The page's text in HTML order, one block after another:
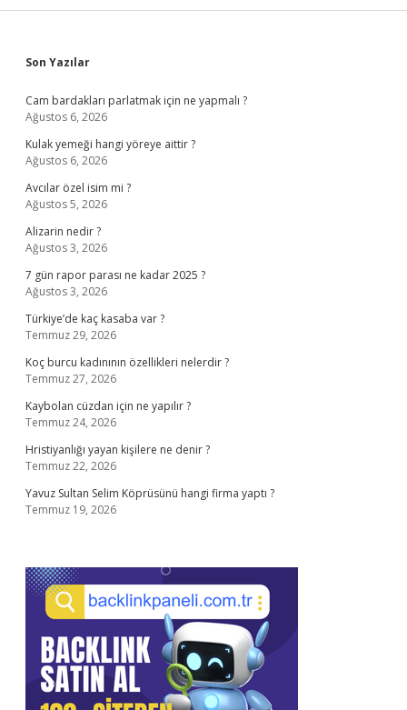
Sidebar
Son Yazılar
Cam bardakları parlatmak için ne yapmalı ?
Ağustos 6, 2026
Kulak yemeği hangi yöreye aittir ?
Ağustos 6, 2026
Avcılar özel isim mi ?
Ağustos 5, 2026
Alizarin nedir ?
Ağustos 3, 2026
7 gün rapor parası ne kadar 2025 ?
Ağustos 3, 2026
Türkiye’de kaç kasaba var ?
Temmuz 29, 2026
Koç burcu kadınının özellikleri nelerdir ?
Temmuz 27, 2026
Kaybolan cüzdan için ne yapılır ?
Temmuz 24, 2026
Hristiyanlığı yayan kişilere ne denir ?
Temmuz 22, 2026
Yavuz Sultan Selim Köprüsünü hangi firma yaptı ?
Temmuz 19, 2026